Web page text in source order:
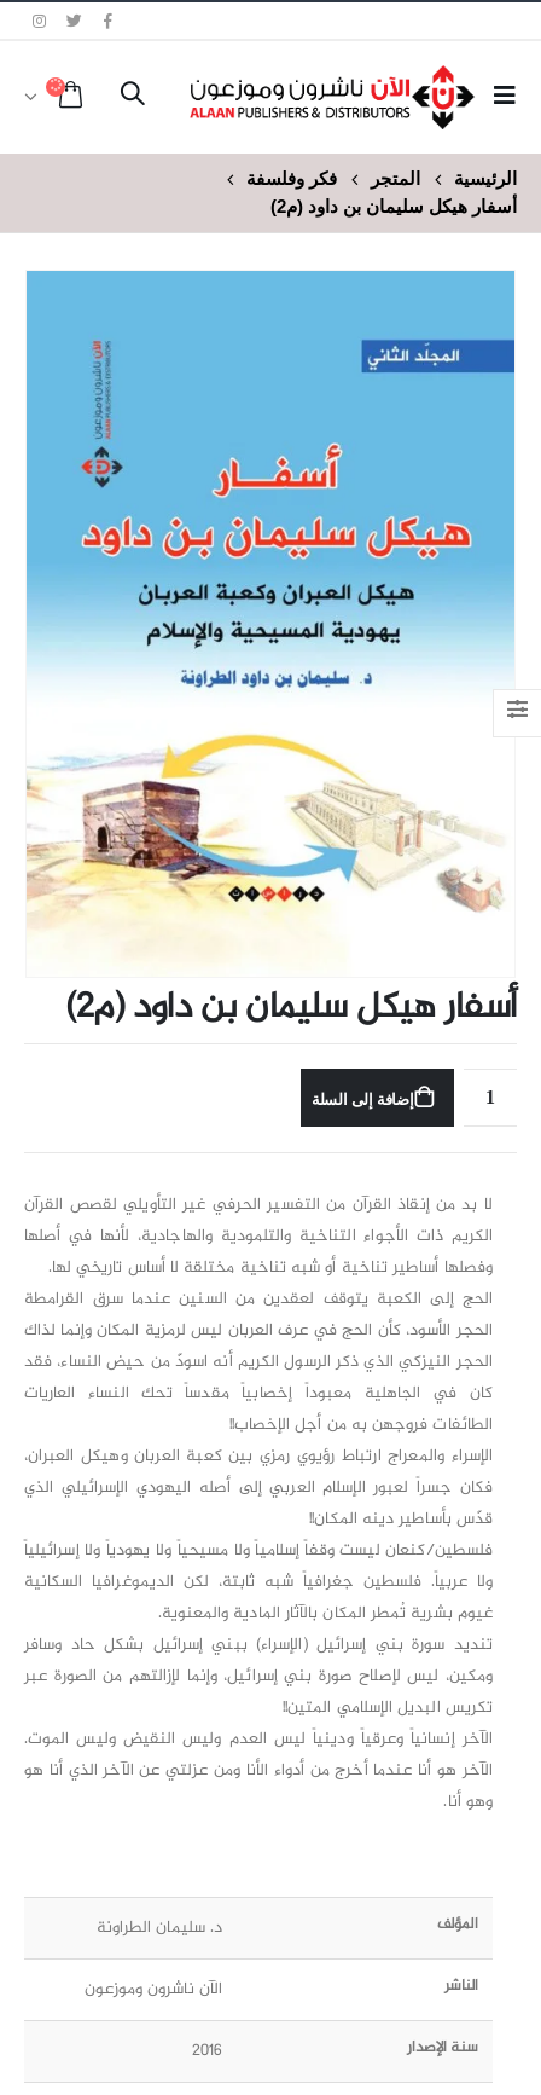
الرئيسية المتجر
فكر وفلسفة
أسفار هيكل سليمان بن داود (م2)
أسفار هيكل سليمان بن داود (م2)
إضافة إلى السلة
لا بد من إنقاذ القرآن من التفسير الحرفي غير التأويلي لقصص القرآن
الكريم ذات الأجواء التناخية والتلمودية والهاجادية، لأنها في أصلها
وفصلها أساطير تناخية أو شبه تناخية مختلقة لا أساس تاريخي لها.
الحج إلى الكعبة يتوقف لعقدين من السنين عندما سرق القرامطة
الحجر الأسود، كأن الحج في عرف العربان ليس لرمزية المكان وإنما لذاك
الحجر النيزكي الذي ذكر الرسول الكريم أنه اسودّ من حيض النساء، فقد
كان في الجاهلية معبوداً إخصابياً مقدساً تحك النساء العاريات
الطائفات فروجهن به من أجل الإخصاب!!
الإسراء والمعراج ارتباط رؤيوي رمزي بين كعبة العربان وهيكل العبران،
فكان جسراً لعبور الإسلام العربي إلى أصله اليهودي الإسرائيلي الذي
قدّس بأساطير دينه المكان!!
فلسطين/كنعان ليست وقفاً إسلامياً ولا مسيحياً ولا يهودياً ولا إسرائيلياً
ولا عربياً. فلسطين جغرافياً شبه ثابتة، لكن الديموغرافيا السكانية
غيوم بشرية تُمطر المكان بالآثار المادية والمعنوية.
تنديد سورة بني إسرائيل (الإسراء) ببني إسرائيل بشكل حاد وسافر
ومكين، ليس لإصلاح صورة بني إسرائيل، وإنما لإزالتهم من الصورة عبر
تكريس البديل الإسلامي المتين!!
الآخر إنسانياً وعرقياً ودينياً ليس العدم وليس النقيض وليس الموت.
الآخر هو أنا عندما أخرج من أدواء الأنا ومن عزلتي عن الآخر الذي أنا هو
وهو أنا.
المؤلف د. سليمان الطراونة
الناشر الآن ناشرون وموزعون
سنة الإصدار 2016